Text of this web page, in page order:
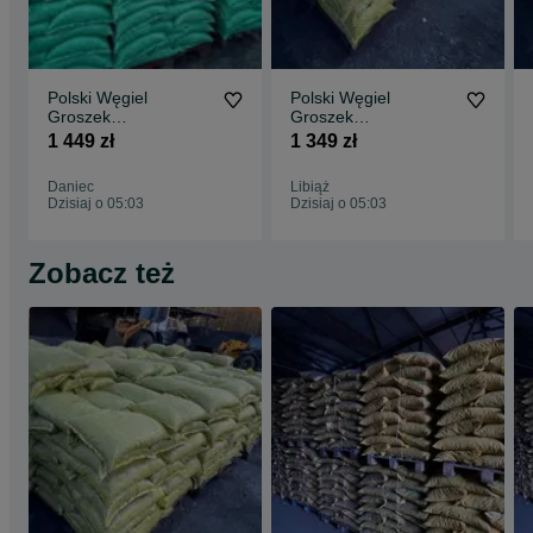
Polski Węgiel
Groszek
Certyfikowany
WESOŁA 29MJ
DOSTAWA
1 449 zł
Daniec
Dzisiaj o 05:03
Polski Węgiel
Groszek
Certyfikowany PIAST
26-28MJ BEZPŁATNA
1 349 zł
Libiąż
Dzisiaj o 05:03
Zobacz też